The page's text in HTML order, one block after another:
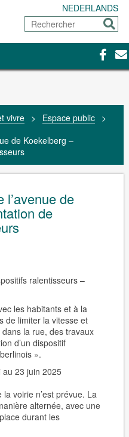
NEDERLANDS
Rechercher
vivre > Espace public
>
de Koekelberg –
l’avenue de
de
ralentisseurs –
les habitants et à la
de limiter la vitesse et
la rue, des travaux
d’un dispositif
».
23 juin 2025
voirie n’est prévue. La
alternée, avec une
durant les